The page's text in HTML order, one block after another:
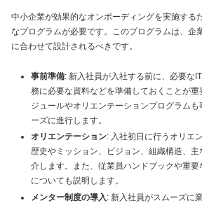
中小企業が効果的なオンボーディングを実施する
なプログラムが必要です。このプログラムは、企
に合わせて設計されるべきです。
事前準備: 新入社員が入社する前に、必要な
務に必要な資料などを準備しておくことが
ジュールやオリエンテーションプログラム
ーズに進行します。
オリエンテーション: 入社初日に行うオリエ
歴史やミッション、ビジョン、組織構造、
介します。また、従業員ハンドブックや重
についても説明します。
メンター制度の導入 : 新入社員がスムーズに